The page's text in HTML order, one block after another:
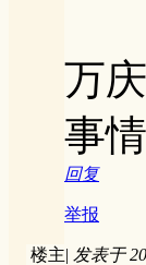
万
事
回复
举报
楼主| 发表于